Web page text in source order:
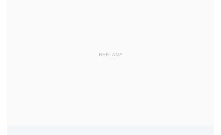
REKLAMA